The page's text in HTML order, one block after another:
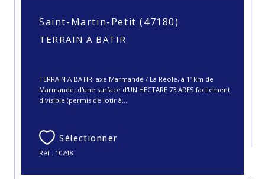
Saint-Martin-Petit (47180)
TERRAIN A BATIR
TERRAIN A BATIR; axe Marmande / La Réole, à 11km de
Marmande, d'une surface d'UN HECTARE 73 ARES facilement
divisible (permis de lotir à...
Sélectionner
Réf : 10248